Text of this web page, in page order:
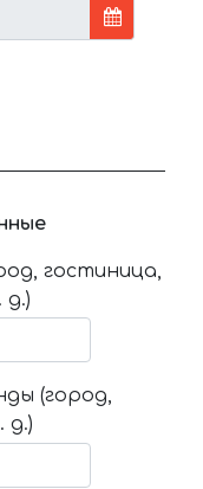
гостиница,
(город,
д.)